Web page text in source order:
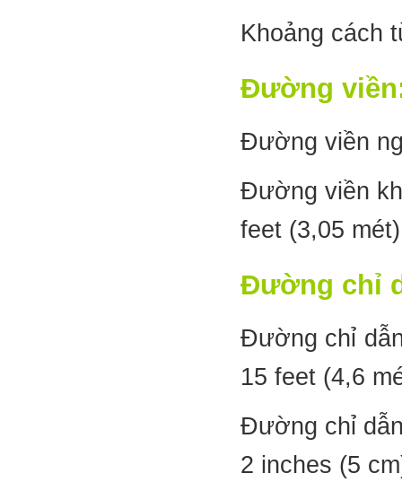
Khoảng cách
Đường
Đường viền
Đường viền
feet (3,05
Đường chỉ
Đường chỉ
15 feet (4,6
Đường chỉ
2 inches (5